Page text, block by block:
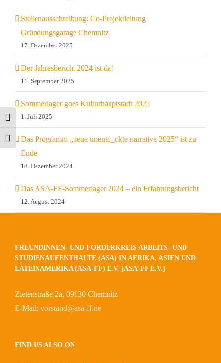
Umschalten auf hohe Kontraste
Schrift vergrößern
Stellenausschreibung: Co-Projektleitung
Gründungsgarage Chemnitz
17. Dezember 2025
Der Jahresbericht 2024 ist da!
11. September 2025
Sommerlager goes Kulturhauptstadt 2025
1. Juli 2025
Das Programm „neue unentd_ckte narrative 2025“ ist zu
Ende
18. Dezember 2024
Das ASA-FF-Sommerlager 2024 – ein Erfahrungsbericht
12. August 2024
FREUNDINNEN- UND FÖRDERKREIS ARBEITS- UND
STUDIENAUFENTHALTE (ASA) IN AFRIKA, ASIEN UND
LATEINAMERIKA (ASA-FF) E.V. [ASA-FF E.V.]
Zietenstraße 2a, 09130 Chemnitz
E-Mail: vorstand@asa-ff.de
FIND US ALSO ON